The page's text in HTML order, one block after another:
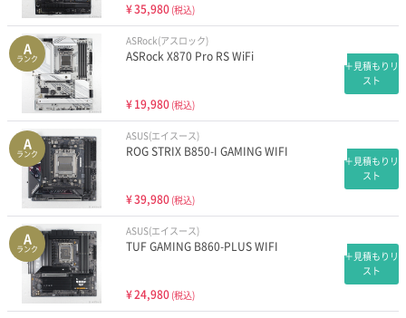
¥35,980 (税込)
A
ランク
ASRock(アスロック)
ASRock X870 Pro RS WiFi
¥19,980 (税込)
＋見積もりリ
スト
A
ランク
ASUS(エイスース)
ROG STRIX B850-I GAMING WIFI
¥39,980 (税込)
＋見積もりリ
スト
A
ランク
ASUS(エイスース)
TUF GAMING B860-PLUS WIFI
¥24,980 (税込)
＋見積もりリ
スト